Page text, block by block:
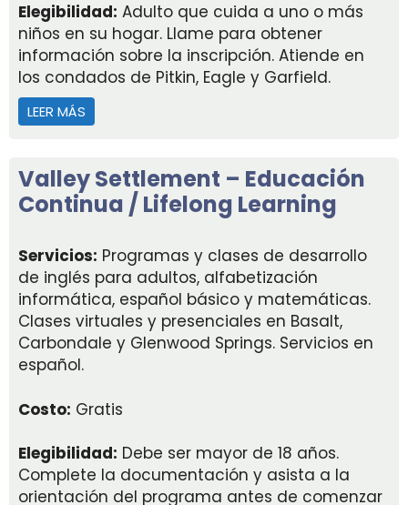
Elegibilidad: Adulto que cuida a uno o más
niños en su hogar. Llame para obtener
información sobre la inscripción. Atiende en
los condados de Pitkin, Eagle y Garfield.
LEER MÁS
Valley Settlement – Educación
Continua / Lifelong Learning
Servicios: Programas y clases de desarrollo
de inglés para adultos, alfabetización
informática, español básico y matemáticas.
Clases virtuales y presenciales en Basalt,
Carbondale y Glenwood Springs. Servicios en
español.
Costo: Gratis
Elegibilidad: Debe ser mayor de 18 años.
Complete la documentación y asista a la
orientación del programa antes de comenzar